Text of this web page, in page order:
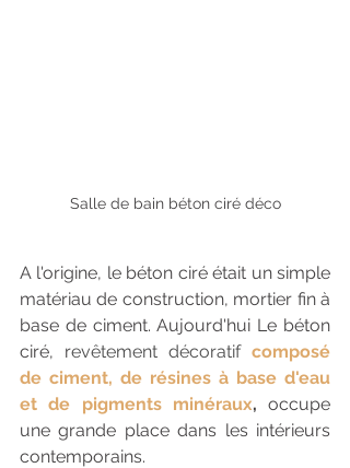
Salle de bain béton ciré déco
A l'origine, le béton ciré était un simple
matériau de construction, mortier fin à
base de ciment. Aujourd'hui Le béton
ciré, revêtement décoratif composé
de ciment, de résines à base d'eau
et de pigments minéraux, occupe
une grande place dans les intérieurs
contemporains.